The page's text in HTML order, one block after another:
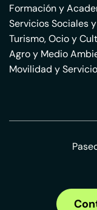
Formación y
Servicios Sociales
Turismo, Ocio y
Agro y Medio
Movilidad y